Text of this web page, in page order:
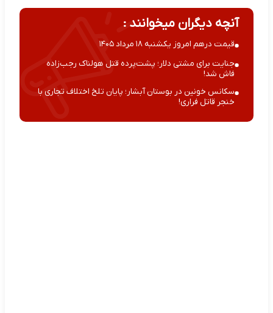
آنچه دیگران میخوانند :
قیمت درهم امروز یکشنبه ۱۸ مرداد ۱۴۰۵
جنایت برای مشتی دلار؛ پشت‌پرده قتل هولناک رجب‌زاده
فاش شد!
سکانس خونین در بوستان آبشار؛ پایان تلخ اختلاف تجاری با
خنجر قاتل فراری!